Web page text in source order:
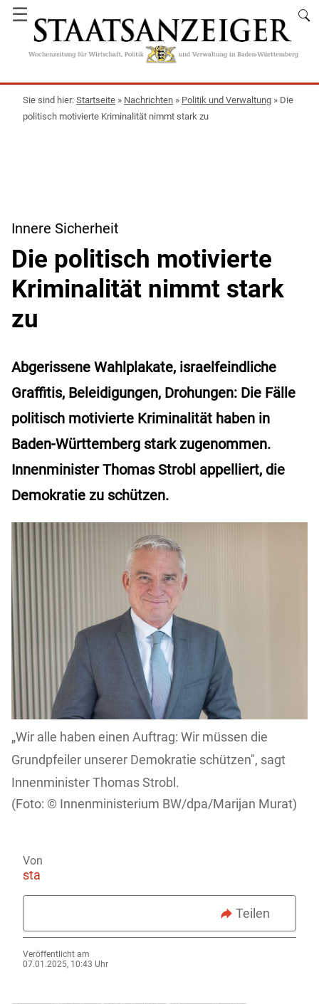
☰
Startseite » Nachrichten » Politik und Verwaltung » Die
politisch motivierte Kriminalität nimmt stark zu
Innere Sicherheit
Die politisch motivierte
Kriminalität nimmt stark
zu
Abgerissene Wahlplakate, israelfeindliche
Graffitis, Beleidigungen, Drohungen: Die Fälle
politisch motivierte Kriminalität haben in
Baden-Württemberg stark zugenommen.
Innenminister Thomas Strobl appelliert, die
Demokratie zu schützen.
„Wir alle haben einen Auftrag: Wir müssen die
Grundpfeiler unserer Demokratie schützen", sagt
Innenminister Thomas Strobl.
Innenministerium BW/dpa/Marijan Murat)
Von
sta
Teilen
Veröffentlicht am
07.01.2025, 10:43 Uhr